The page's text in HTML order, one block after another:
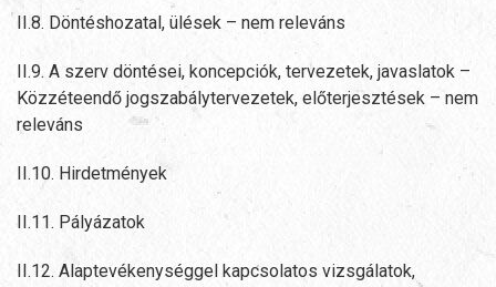
II.8. Döntéshozatal, ülések – nem releváns
II.9. A szerv döntései, koncepciók, tervezetek, javaslatok –
Közzéteendő jogszabálytervezetek, előterjesztések – nem
releváns
II.10. Hirdetmények
II.11. Pályázatok
II.12. Alaptevékenységgel kapcsolatos vizsgálatok,